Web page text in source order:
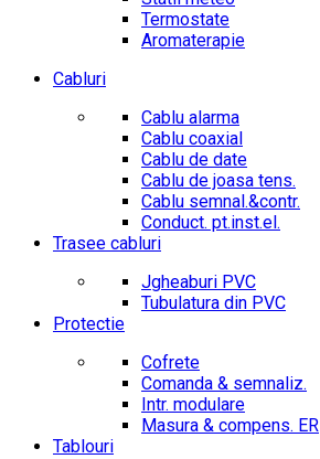
Termostate
Aromaterapie
Cabluri
Cablu alarma
Cablu coaxial
Cablu de date
Cablu de joasa tens.
Cablu semnal.&contr.
Conduct. pt.inst.el.
Trasee cabluri
Jgheaburi PVC
Tubulatura din PVC
Protectie
Cofrete
Comanda & semnaliz.
Intr. modulare
Masura & compens. ER
Tablouri